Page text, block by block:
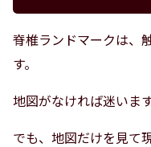
脊椎ランドマークは、
す。
地図がなければ迷います
でも、地図だけを見て